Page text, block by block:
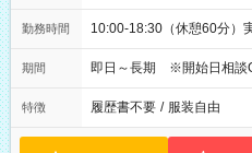
勤務時間 10:00-18:30（休憩60分）
期間 即日～長期 ※開始日相談
特徴 履歴書不要 / 服装自由